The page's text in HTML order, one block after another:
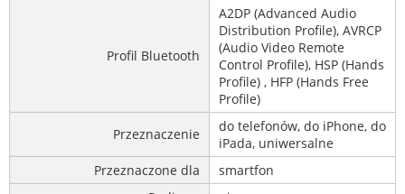
Profil Bluetooth
A2DP (Advanced Audio
Distribution Profile), AVRCP
(Audio Video Remote
Control Profile), HSP (Hands
Profile) , HFP (Hands Free
Profile)
Przeznaczenie
do telefonów, do iPhone, do
iPada, uniwersalne
Przeznaczone dla
smartfon